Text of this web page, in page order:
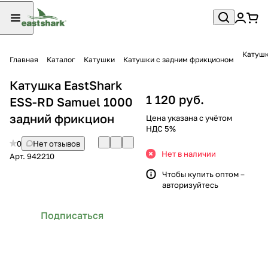
Главная Каталог Катушки Катушки с задним фрикционом
Катушка EastShark
ESS-RD Samuel 1000
задний фрикцион
0
Нет отзывов
Арт. 942210
Подписаться
1 120 руб.
Цена указана с учётом
НДС 5%
Нет в наличии
Чтобы купить оптом –
авторизуйтесь